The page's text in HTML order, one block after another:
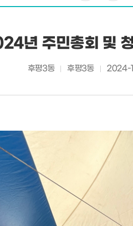
년 주민총회 및
후평3동 후평3동 2024-